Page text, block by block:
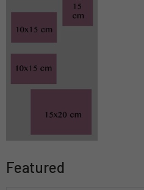
Featured